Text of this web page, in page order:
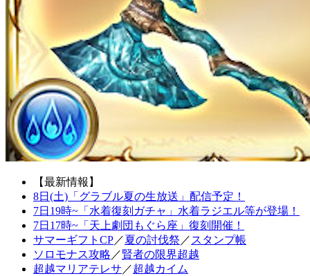
【最新情報】
8日(土)「グラブル夏の生放送」配信予定！
7日19時~「水着復刻ガチャ」水着ラジエル等が登場！
7日17時~「天上劇団もぐら座」復刻開催！
サマーギフトCP／夏の討伐祭 ／ スタンプ帳
ソロモナス攻略 ／賢者の限界超越
超越マリアテレサ ／超越カイム